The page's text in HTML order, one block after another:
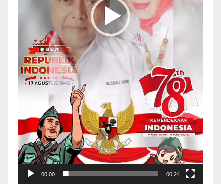
00:00 00:24